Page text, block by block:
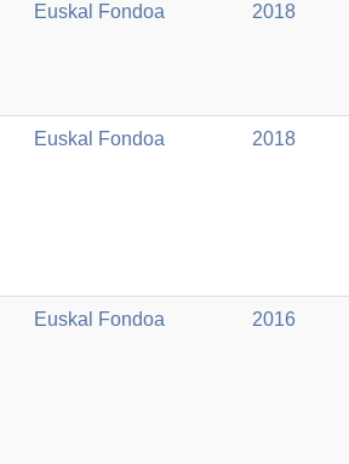
Euskal Fondoa 2018
Euskal Fondoa 2018
Euskal Fondoa 2016